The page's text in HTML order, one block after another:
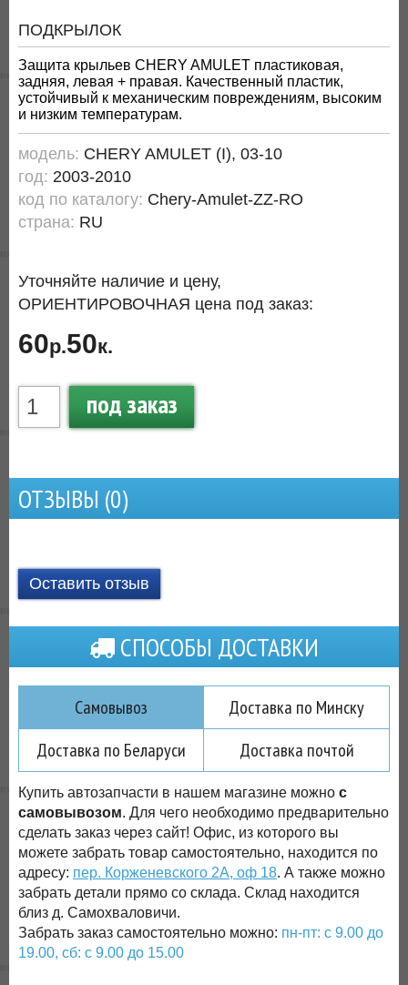
ПОДКРЫЛОК
Защита крыльев CHERY AMULET пластиковая,
задняя, левая + правая. Качественный пластик,
устойчивый к механическим повреждениям, высоким
и низким температурам.
модель: CHERY AMULET (I), 03-10
год: 2003-2010
код по каталогу: Chery-Amulet-ZZ-RO
страна: RU
Уточняйте наличие и цену,
ОРИЕНТИРОВОЧНАЯ цена под заказ:
60р.50к.
под заказ
ОТЗЫВЫ (0)
Оставить отзыв
СПОСОБЫ ДОСТАВКИ
Самовывоз
Доставка по Минску
Доставка по Беларуси
Доставка почтой
Купить автозапчасти в нашем магазине можно с
самовывозом. Для чего необходимо предварительно
сделать заказ через сайт! Офис, из которого вы
можете забрать товар самостоятельно, находится по
адресу: пер. Корженевского 2А, оф 18. А также можно
забрать детали прямо со склада. Склад находится
близ д. Самохваловичи.
Забрать заказ самостоятельно можно: пн-пт: с 9.00 до
19.00, сб: с 9.00 до 15.00